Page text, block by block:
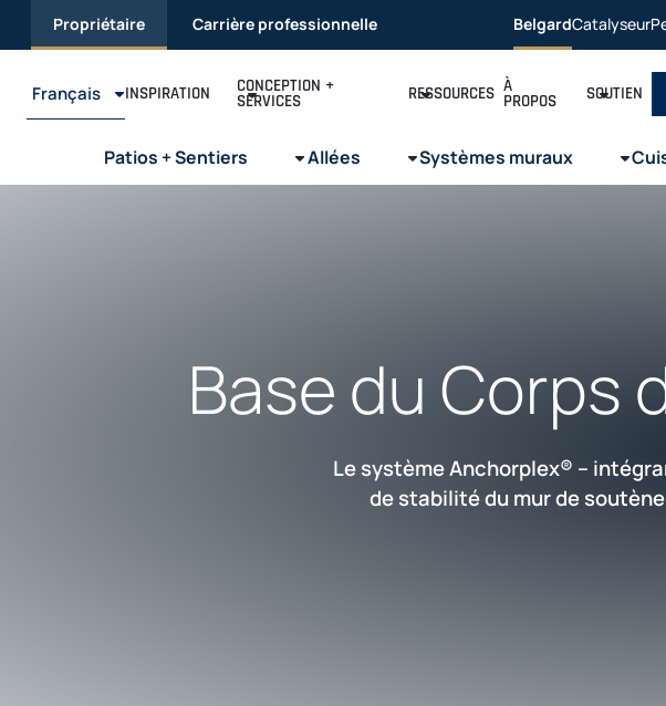
PasserPropriétaire Carrière professionnelle BelgardCatalyseur
opens
in
tab
in
Français INSPIRATION CONCEPTION +
SERVICES RESSOURCES À
PROPOS SOUTIEN
Patios + Sentiers Allées Systèmes muraux
Base du Corps
Le système Anchorplex® –
de stabilité du mur de